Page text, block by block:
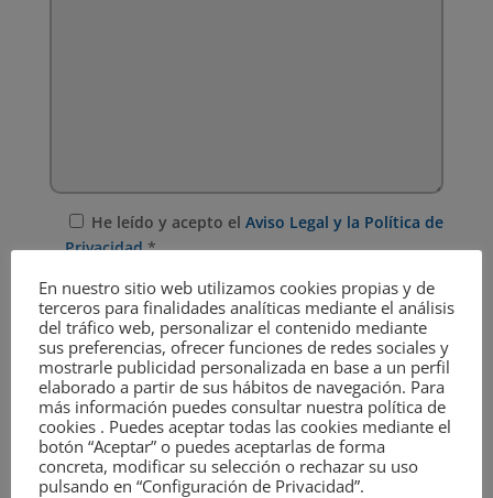
He leído y acepto el Aviso Legal y la Política de
Privacidad.*
Enviar
En nuestro sitio web utilizamos cookies propias y de
terceros para finalidades analíticas mediante el análisis
del tráfico web, personalizar el contenido mediante
sus preferencias, ofrecer funciones de redes sociales y
mostrarle publicidad personalizada en base a un perfil
elaborado a partir de sus hábitos de navegación. Para
más información puedes consultar nuestra política de
cookies . Puedes aceptar todas las cookies mediante el
botón “Aceptar” o puedes aceptarlas de forma
concreta, modificar su selección o rechazar su uso
pulsando en “Configuración de Privacidad”.